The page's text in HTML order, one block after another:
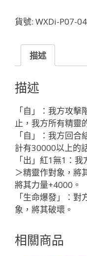
幻
神
ラ
ブ
レ
ッ
ド
「紅
色
精
SR
奏
生：
地
LV3
貨號: WXDi-P07-
描述
描述
「自」：我方攻
止，我方所有精靈
「自」：我方回
計有30000以上的
「出」紅1無1：
＞精靈作對象，將
將其力量+4000。
「生命爆發」：
象，將其破壞。
相關商品